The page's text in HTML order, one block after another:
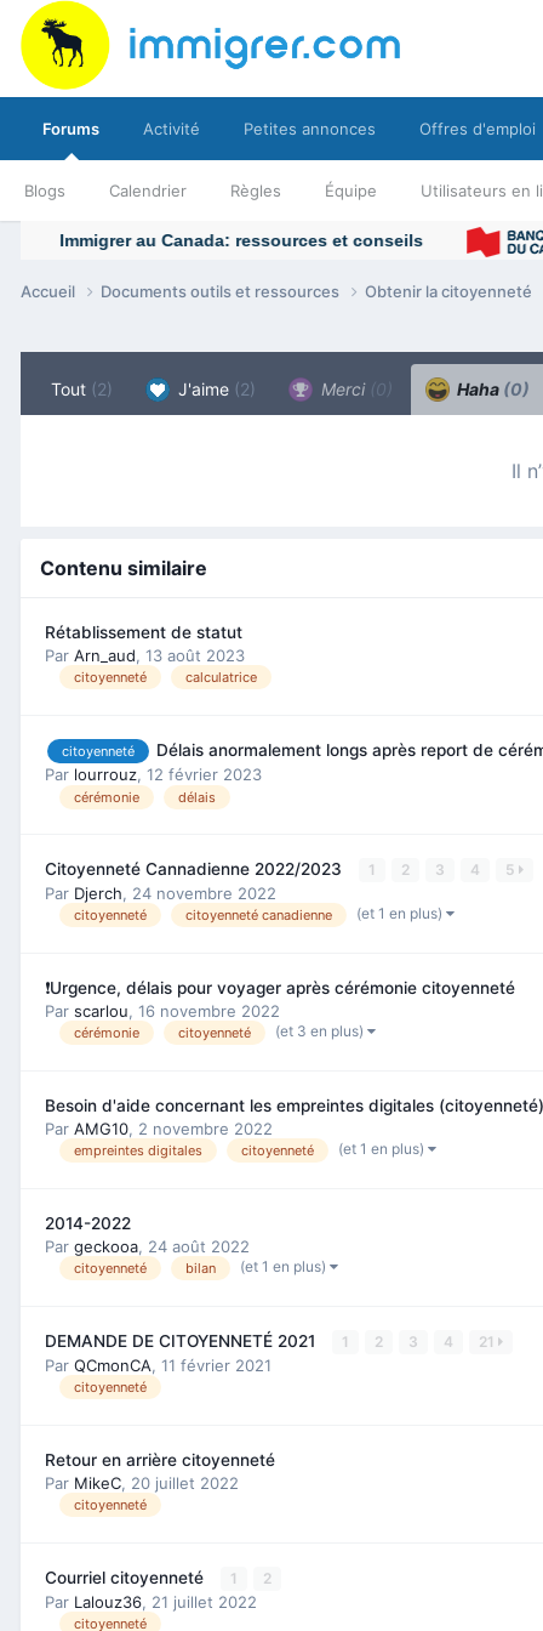
Forums
Blogs Calendrier Règles Équipe Utilisateurs en
Activité Petites annonces Offres d'emploi
Accueil Documents outils et ressources Obtenir la citoyenneté
Tout (2) J'aime (2) Merci (0) Haha (0)
Il
Contenu similaire
Rétablissement de statut
Par Arn_aud, 13 août 2023
citoyenneté calculatrice
citoyenneté
Délais anormalement longs après report de
Par lourrouz, 12 février 2023
cérémonie délais
Citoyenneté Cannadienne 2022/2023 1 2 3 4 5
Par Djerch, 24 novembre 2022
citoyenneté citoyenneté canadienne (et 1 en plus)
❗️Urgence, délais pour voyager après cérémonie citoyenneté
Par scarlou, 16 novembre 2022
cérémonie citoyenneté (et 3 en plus)
Besoin d'aide concernant les empreintes digitales (citoyenneté)
Par AMG10, 2 novembre 2022
empreintes digitales citoyenneté (et 1 en plus)
2014-2022
Par geckooa, 24 août 2022
citoyenneté bilan (et 1 en plus)
DEMANDE DE CITOYENNETÉ 2021 1 2 3 4 21
Par QCmonCA, 11 février 2021
citoyenneté
Retour en arrière citoyenneté
Par MikeC, 20 juillet 2022
citoyenneté
Courriel citoyenneté 1 2
Par Lalouz36, 21 juillet 2022
citoyenneté